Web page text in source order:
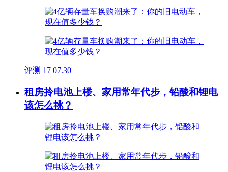
评测 17 07.30
租房拎电池上楼、家用常年代步，铅酸和锂电
该怎么挑？